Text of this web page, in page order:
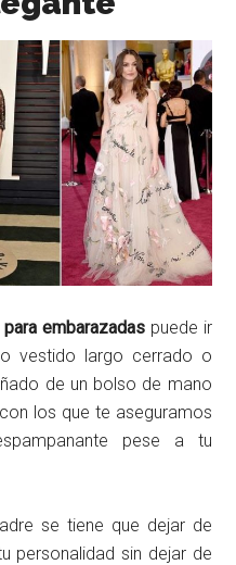
embarazadaspuede ir
vestido largo cerrado o
de un bolso de mano
los que te aseguramos
pese a tu
se tiene que dejar de
personalidad sin dejar de